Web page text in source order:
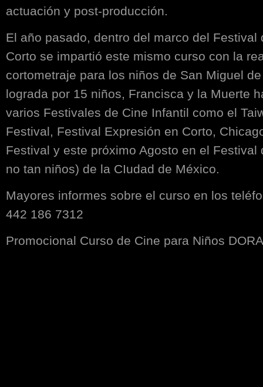
actuación y post-producción.
El año pasado, dentro del marco del Festival
Corto se impartió este mismo curso con la
cortometraje para los niños de San Miguel
lograda por 15 niños, Francisca y la Muerte
varios Festivales de Cine Infantil como el
Festival, Festival Expresión en Corto,
Festival y este próximo Agosto en el Festival
no tan niños) de la CIudad de México.
Mayores informes sobre el curso en los
442 186 7312
Promocional Curso de Cine para Niños